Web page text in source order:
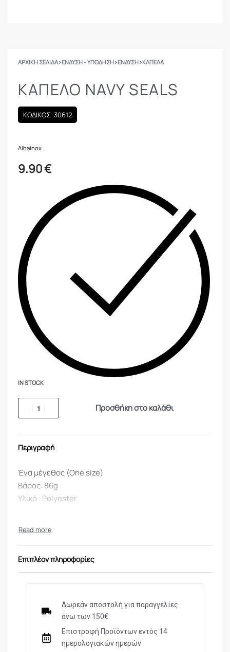
ΑΡΧΙΚΉ ΣΕΛΊΔΑ›ΕΝΔΥΣΗ - ΥΠΟΔΗΣΗ›ΕΝΔΥΣΗ›ΚΑΠΈΛΑ
ΚΑΠΕΛΟ NAVY SEALS
ΚΩΔΙΚΟΣ: 30612
Albainox
9.90€
IN STOCK
Προσθήκη στο καλάθι
Περιγραφή
Ένα μέγεθος (One size)
Βάρος: 86g
Υλικό : Polyester
Επιπλέον πληροφορίες
Δωρεάν αποστολή για παραγγελίες
άνω των 150€
Επιστροφή Προϊόντων εντός 14
ημερολογιακών ημερών